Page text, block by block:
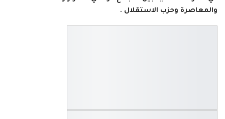
والمعاصرة وحزب الاستقلال .